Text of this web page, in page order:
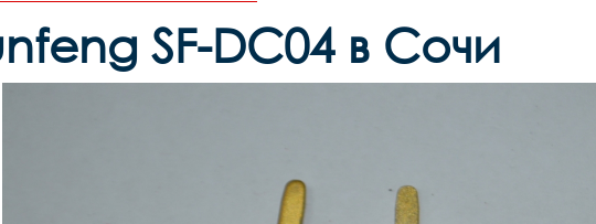
SF-DC04 в Сочи